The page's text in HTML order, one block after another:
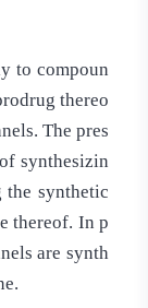
to compoun
thereo
The pres
synthesizin
the synthetic
thereof. In p
are synth